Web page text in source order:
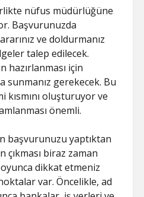
nüfus müdürlüğüne
Başvurunuzda
ve doldurmanız
talep edilecek.
hazırlanması için
gerekecek. Bu
kısmını oluşturuyor ve
önemli.
başvurunuzu yaptıktan
biraz zaman
dikkat etmeniz
var. Öncelikle, ad